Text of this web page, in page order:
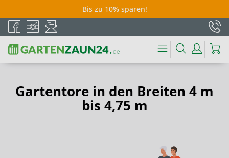
Bis zu 10% sparen!
Gartentore in den Breiten 4 m
bis 4,75 m